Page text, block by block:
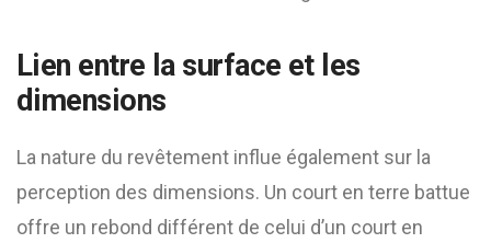
Lien entre la surface et les
dimensions
La nature du revêtement influe également sur la
perception des dimensions. Un court en terre battue
offre un rebond différent de celui d’un court en